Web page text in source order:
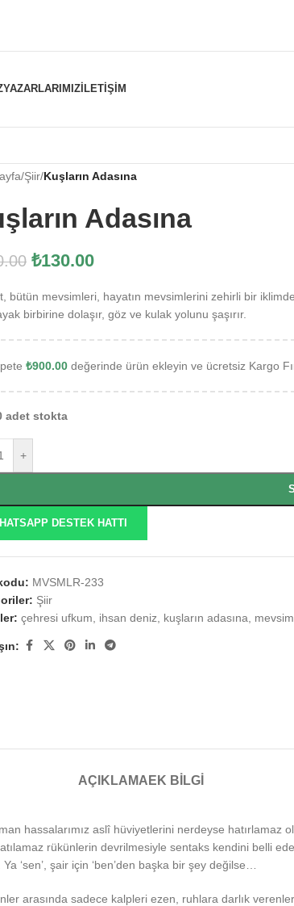
YAZARLARIMIZİLETIŞIM
/Şiir/Kuşların Adasına
Adasına
₺130.00
bütün mevsimleri, hayatın mevsimlerini zehirli bir
birbirine dolaşır, göz ve kulak yolunu şaşırır.
₺900.00 değerinde ürün ekleyin ve ücretsiz Kargo
adet stokta
+
DESTEK HATTI
MVSMLR-233
Şiir
çehresi ufkum ihsan deniz kuşların adasına
AÇIKLAMA EK BILGI
hassalarımız aslî hüviyetlerini nerdeyse
rükünlerin devrilmesiyle sentaks kendini belli
‘sen’, şair için ‘ben’den başka bir şey değilse…
arasında sadece kalpleri ezen, ruhlara darlık